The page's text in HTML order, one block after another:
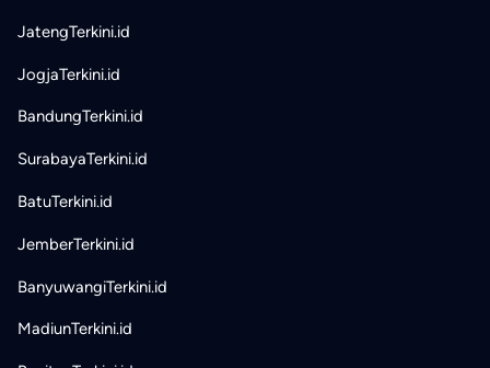
JatengTerkini.id
JogjaTerkini.id
BandungTerkini.id
SurabayaTerkini.id
BatuTerkini.id
JemberTerkini.id
BanyuwangiTerkini.id
MadiunTerkini.id